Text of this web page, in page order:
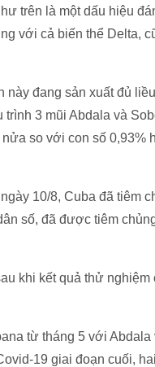
trên là một dấu hiệu
với cả biến thể Delta,
này đang sản xuất đủ
3 mũi Abdala và
so với con số 0,93%
10/8, Cuba đã tiêm
số, đã được tiêm
khi kết quả thử nghiệm
từ tháng 5 với Abdala
19 giai đoạn cuối,